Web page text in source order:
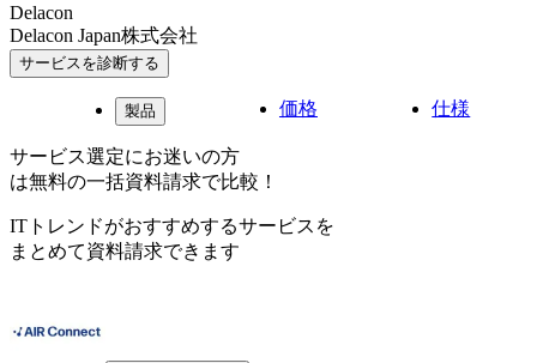
Delacon
Delacon Japan株式会社
サービスを診断する
製品 価格 仕様
サービス選定にお迷いの方
は無料の一括資料請求で比較！
ITトレンドがおすすめするサービスを
まとめて資料請求できます